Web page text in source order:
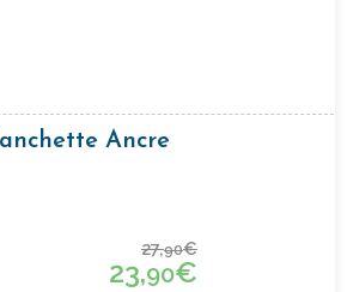
Ancre
27,90€
23,90€